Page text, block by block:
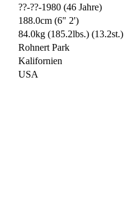
??-??-1980 (46 Jahre)
188.0cm (6" 2')
84.0kg (185.2lbs.) (13.2st.)
Rohnert Park
Kalifornien
USA